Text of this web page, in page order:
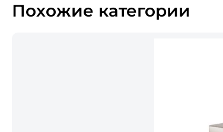
Похожие категории